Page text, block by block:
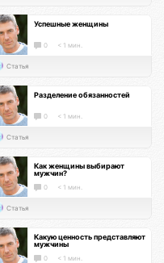
Успешные женщины
0 < 1 мин.
Статья
Разделение обязанностей
0 < 1 мин.
Статья
Как женщины выбирают
мужчин?
0 < 1 мин.
Статья
Какую ценность представляют
мужчины
0 < 1 мин.